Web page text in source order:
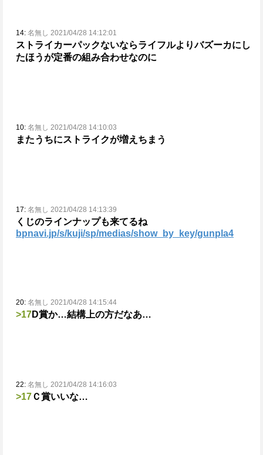
14: 名無し 2021/04/28 14:12:01
ストライカーパックないならライフルよりバズーカにし
たほうが定番の組み合わせなのに
10: 名無し 2021/04/28 14:10:03
またうちにストライクが増えちまう
17: 名無し 2021/04/28 14:13:39
くじのラインナップも来てるね
bpnavi.jp/s/kuji/sp/medias/show_by_key/gunpla4
20: 名無し 2021/04/28 14:15:44
>17D賞か…結構上の方だなあ…
22: 名無し 2021/04/28 14:16:03
>17Ｃ賞いいな…